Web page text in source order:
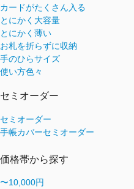
カードがたくさん入る
とにかく大容量
とにかく薄い
お札を折らずに収納
手のひらサイズ
使い方色々
セミオーダー
セミオーダー
手帳カバーセミオーダー
価格帯から探す
〜10,000円